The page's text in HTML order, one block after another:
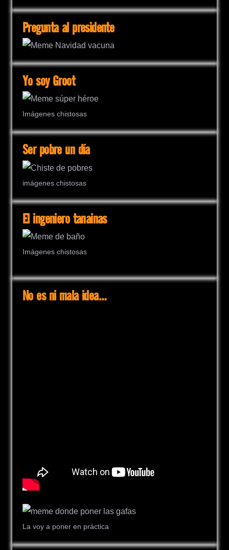
Pregunta al presidente
Yo soy Groot
Imágenes chistosas
Ser pobre un día
imágenes chistosas
El ingeniero tanainas
Imágenes chistosas
No es ni mala idea…
La voy a poner en práctica